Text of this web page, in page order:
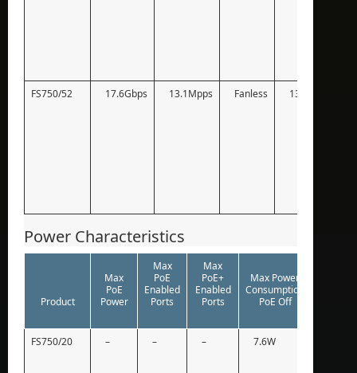
FS750/52 17.6Gbps 13.1Mpps Fanless 13.25W
Power Characteristics
Product
Max
PoE
Power
Max
PoE
Enabled
Ports
Max
PoE+
Enabled
Ports
Max Power
Consumption
PoE Off
FS750/20 – – – 7.6W